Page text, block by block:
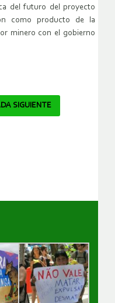
del futuro del proyecto
como producto de la
minero con el gobierno
SIGUIENTE